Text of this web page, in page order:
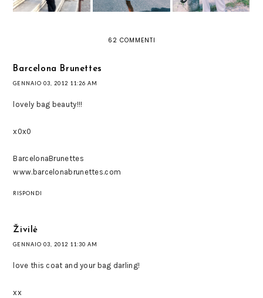
62 COMMENTI
Barcelona Brunettes
GENNAIO 03, 2012 11:26 AM
lovely bag beauty!!!
x0x0
BarcelonaBrunettes
www.barcelonabrunettes.com
RISPONDI
Živilė
GENNAIO 03, 2012 11:30 AM
love this coat and your bag darling!
xx